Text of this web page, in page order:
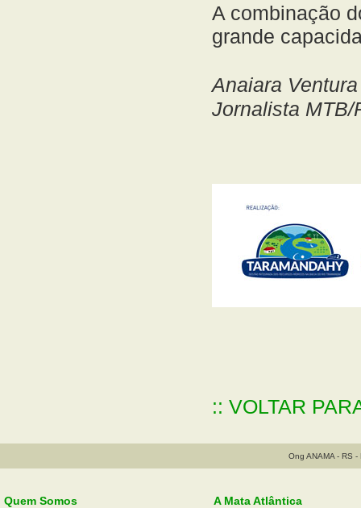
A combinação
grande
Anaiara
Jornalista MTB/
:: VOLTAR
Ong ANAMA - RS
Quem Somos
A Mata Atlântica